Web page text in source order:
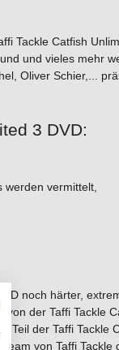
Tackle Catfish
und vieles mehr
Oliver Schier,...
3 DVD:
werden vermittelt,
noch härter,
der Taffi Tackle
Teil der Taffi Tackle
von Taffi Tackle